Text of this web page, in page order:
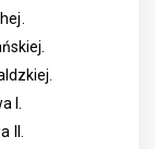
I.
II.